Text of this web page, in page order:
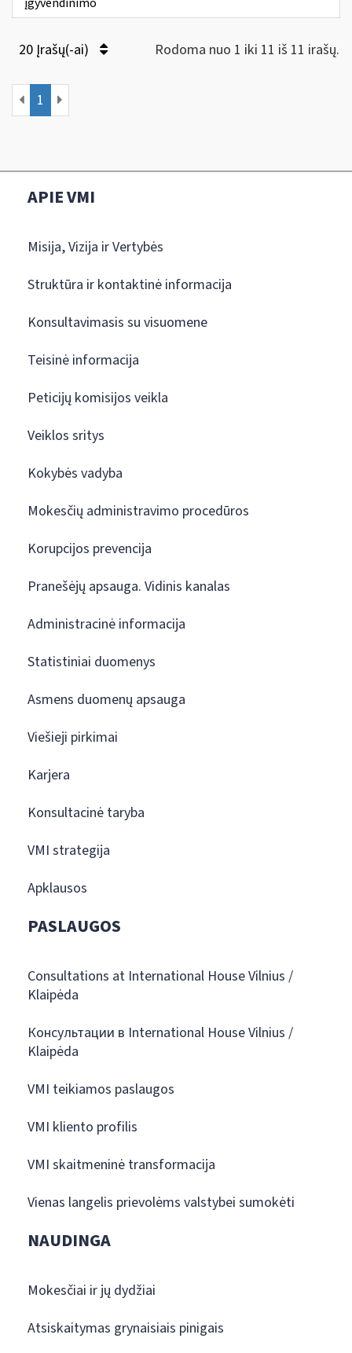
20 Įrašų(-ai) Rodoma nuo 1 iki 11 iš 11 irašų.
1
APIE VMI
Misija, Vizija ir Vertybės
Struktūra ir kontaktinė informacija
Konsultavimasis su visuomene
Teisinė informacija
Peticijų komisijos veikla
Veiklos sritys
Kokybės vadyba
Mokesčių administravimo procedūros
Korupcijos prevencija
Pranešėjų apsauga. Vidinis kanalas
Administracinė informacija
Statistiniai duomenys
Asmens duomenų apsauga
Viešieji pirkimai
Karjera
Konsultacinė taryba
VMI strategija
Apklausos
PASLAUGOS
Consultations at International House Vilnius /
Klaipėda
Консультации в International House Vilnius /
Klaipėda
VMI teikiamos paslaugos
VMI kliento profilis
VMI skaitmeninė transformacija
Vienas langelis prievolėms valstybei sumokėti
NAUDINGA
Mokesčiai ir jų dydžiai
Atsiskaitymas grynaisiais pinigais